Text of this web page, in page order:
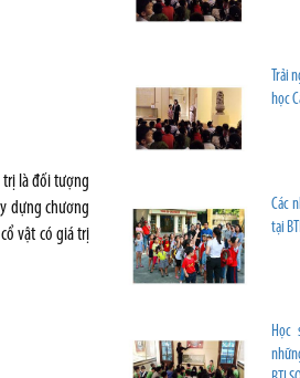
là đối tượng
dựng chương
vật có giá trị
Trải
học
Các
tại
Học